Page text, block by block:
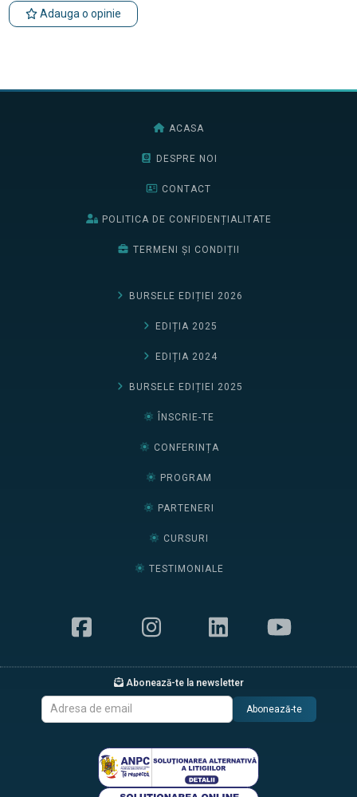
Adauga o opinie
ACASA
DESPRE NOI
CONTACT
POLITICA DE CONFIDENȚIALITATE
TERMENI ȘI CONDIȚII
BURSELE EDIȚIEI 2026
EDIȚIA 2025
EDIȚIA 2024
BURSELE EDIȚIEI 2025
ÎNSCRIE-TE
CONFERINȚA
PROGRAM
PARTENERI
CURSURI
TESTIMONIALE
Abonează-te la newsletter
Abonează-te